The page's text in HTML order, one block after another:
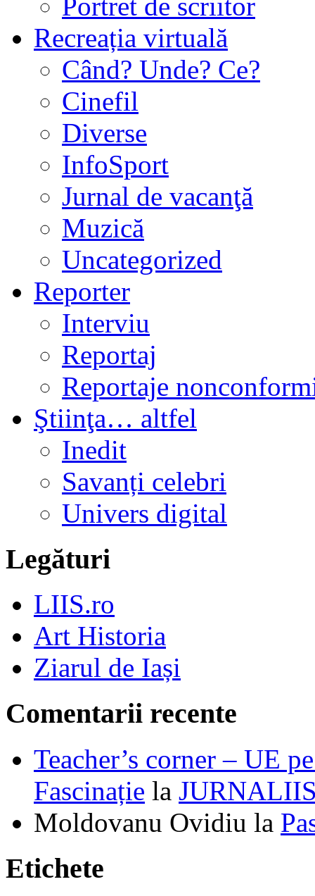
Recreația virtuală
Când? Unde? Ce?
Cinefil
Diverse
InfoSport
Jurnal de vacanţă
Muzică
Uncategorized
Reporter
Interviu
Reportaj
Reportaje
Ştiinţa… altfel
Inedit
Savanți celebri
Univers digital
Legături
LIIS.ro
Art Historia
Ziarul de Iași
Comentarii recente
Teacher’s corner – UE
Fascinație la
Moldovanu Ovidiu la
Etichete